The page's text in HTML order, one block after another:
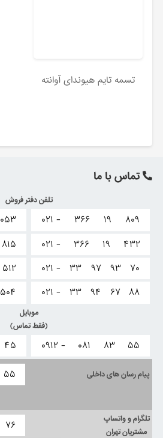
تسمه تایم هیوندای آوانته
تماس با ما
تلفن دفتر فروش
۰۲۱ - ۳۶۶ ۱۹
۸۰۹
۰۲۱ -
۳۶۶ ۱۹
۴۳۲
۰۲۱ -
۳۳ ۹۷ ۹۳
۷۰
۰۲۱ -
۳۳ ۹۴ ۶۷ ۸۸
۰۵۳
۸۱۵
۵۱۲
۵۰۴
موبایل
(فقط تماس)
۰۹۱۲ - ۰۸۱ ۸۳ ۵۵ ۴۵
پیام رسان های داخلی ۵۵
تلگرام و واتساپ
مشتریان تهران
۷۶